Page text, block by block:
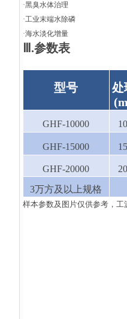
·黑臭水体治理
·工业末端水除磷
·海水淡化增量
Ⅲ.参数表
型号
处
GHF-10000
GHF-15000
GHF-20000
3万方及以上规格
样本参数及图片仅供参考，